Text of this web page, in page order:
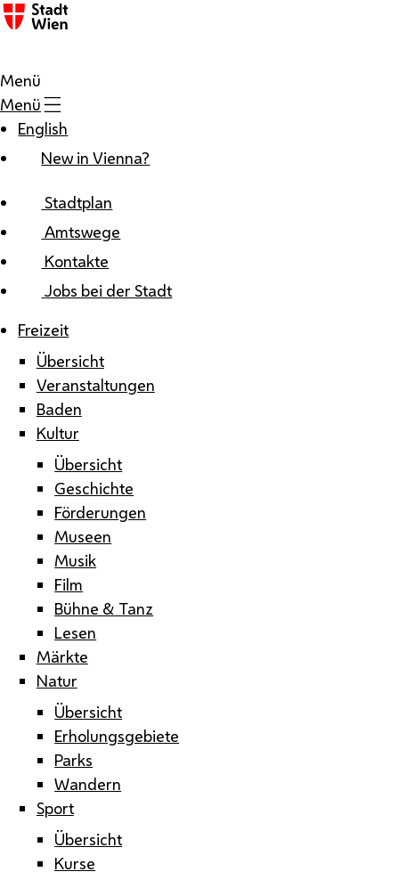
Zum Inhalt
Menü
Menü
English
New in Vienna?
Stadtplan
Amtswege
Kontakte
Jobs bei der Stadt
Freizeit
Übersicht
Veranstaltungen
Baden
Kultur
Übersicht
Geschichte
Förderungen
Museen
Musik
Film
Bühne & Tanz
Lesen
Märkte
Natur
Übersicht
Erholungsgebiete
Parks
Wandern
Sport
Übersicht
Kurse